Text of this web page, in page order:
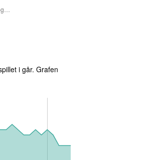
i går. Grafen